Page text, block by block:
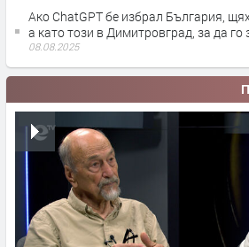
Ако ChatGPT бе избрал България,
а като този в Димитровград, за да го
08.08.2025